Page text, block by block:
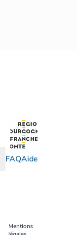
FAQAide
Mentions